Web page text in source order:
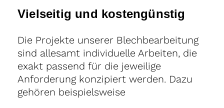
Vielseitig und kostengünstig
Die Projekte unserer Blechbearbeitung
sind allesamt individuelle Arbeiten, die
exakt passend für die jeweilige
Anforderung konzipiert werden. Dazu
gehören beispielsweise